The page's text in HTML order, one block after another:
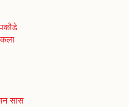
सास